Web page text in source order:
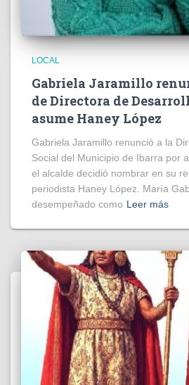
LOCAL
Gabriela Jaramillo
de Directora de
asume Haney López
Gabriela Jaramillo renunció a la
Social del Municipio de Ibarra por
el alcalde decidió nombrar en su
periodista Haney López. María
desempeñado como Leer más